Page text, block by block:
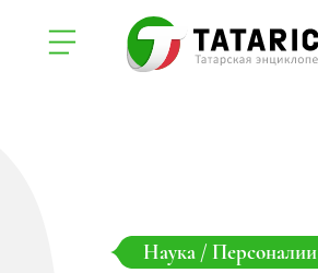
Наука / Персоналии